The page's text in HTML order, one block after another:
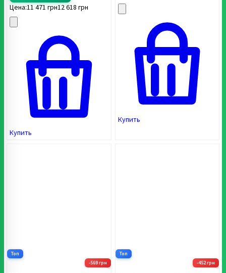
Цена:11 471грн12 618 грн
Купить
Купить
Топ
-569 грн
Топ
-452 грн